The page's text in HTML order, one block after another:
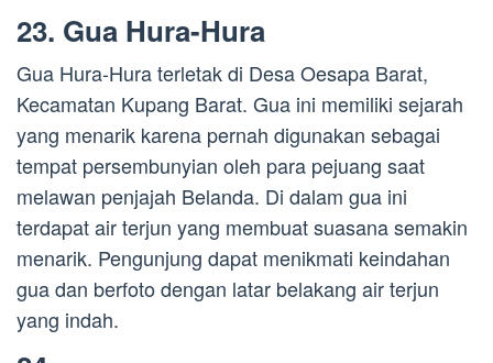
23. Gua Hura-Hura
Gua Hura-Hura terletak di Desa Oesapa Barat,
Kecamatan Kupang Barat. Gua ini memiliki sejarah
yang menarik karena pernah digunakan sebagai
tempat persembunyian oleh para pejuang saat
melawan penjajah Belanda. Di dalam gua ini
terdapat air terjun yang membuat suasana semakin
menarik. Pengunjung dapat menikmati keindahan
gua dan berfoto dengan latar belakang air terjun
yang indah.